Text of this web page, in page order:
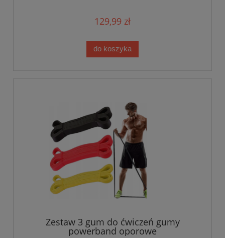
129,99 zł
do koszyka
Zestaw 3 gum do ćwiczeń gumy
powerband oporowe